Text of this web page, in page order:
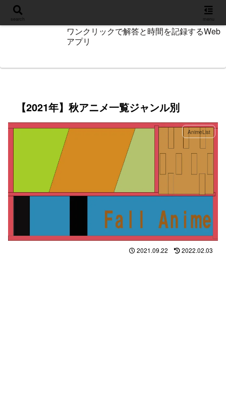
ワンクリックで解答と時間を記録するWeb
アプリ
【2021年】秋アニメ一覧ジャンル別
AnimeList
2021.09.22 2022.02.03
search menu